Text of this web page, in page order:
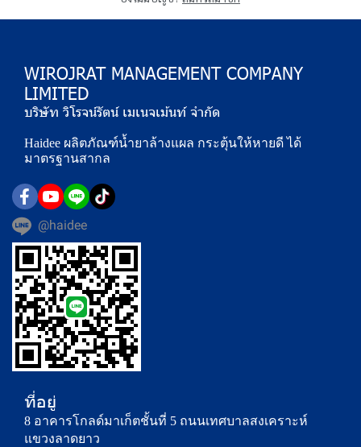
WIROJRAT MANAGEMENT COMPANY
LIMITED
บริษัท วิโรจน์รัตน์ เมเนจเม้นท์ จำกัด
Haidee ผลิตภัณฑ์น้ำยาล้างแผล กระตุ้นให้หายดี ได้
มาตรฐานสากล
@haidee
ที่อยู่
8 อาคารโกลด์มาเก็ตชั้นที่ 5 ถนนเทศบาลสงเคราะห์
แขวงลาดยาว